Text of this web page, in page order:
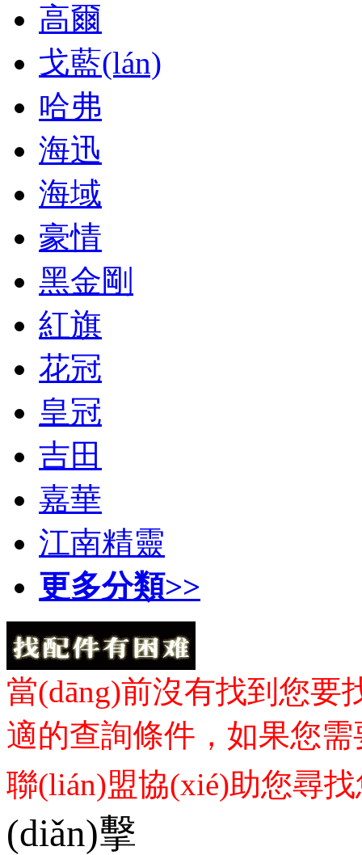
高爾
戈藍(lán)
哈弗
海迅
海域
豪情
黑金剛
紅旗
花冠
皇冠
吉田
嘉華
江南精靈
更多分類>>
當(dāng)前沒有找到您要
適的查詢條件，如果您
聯(lián)盟協(xié)助您尋
(diǎn)擊